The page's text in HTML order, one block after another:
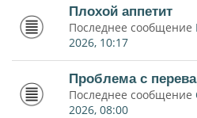
Плохой аппетит
Последнее сообщение
2026, 10:17
Проблема с
Последнее сообщение
2026, 08:00